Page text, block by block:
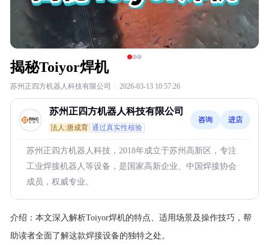
揭秘Toiyor焊机
苏州正四方机器人科技有限公司 · 2026-03-13 10:57:26
苏州正四方机器人科技有限公司
法人:唐成育 通过真实性核验
咨询 进店
苏州正四方机器人科技，2018年成立于苏州高新区，专注
工业焊接机器人等设备，是国家高新企业、中国焊接协会
成员，权威专业。
介绍： 本文深入解析Toiyor焊机的特点、适用场景及操作技巧，帮
助读者全面了解这款焊接设备的独特之处。